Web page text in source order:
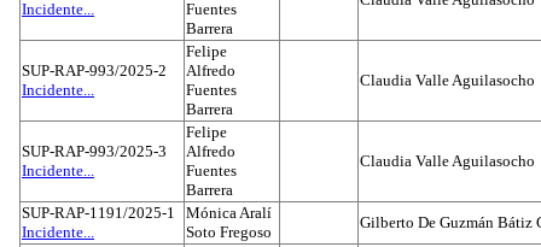
Incidente...
Fuentes
Barrera
SUP-RAP-993/2025-2
Incidente...
Felipe
Alfredo
Fuentes
Barrera
Claudia Valle Aguilasocho
SUP-RAP-993/2025-3
Incidente...
Felipe
Alfredo
Fuentes
Barrera
Claudia Valle Aguilasocho
SUP-RAP-1191/2025-1
Incidente...
Mónica Aralí
Soto Fregoso
Gilberto De Guzmán Bátiz